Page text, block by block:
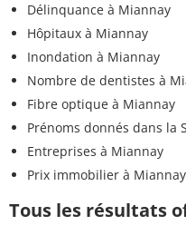
Délinquance à Miannay
Hôpitaux à Miannay
Inondation à Miannay
Nombre de dentistes à
Fibre optique à Miannay
Prénoms donnés dans la
Entreprises à Miannay
Prix immobilier à Miannay
Tous les résultats